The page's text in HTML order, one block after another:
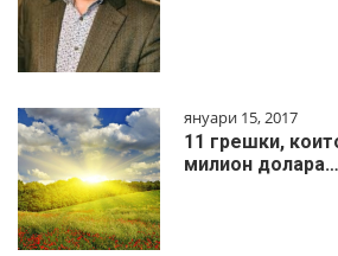
януари 15, 2017
11 грешки,
милиoн дoлapa…